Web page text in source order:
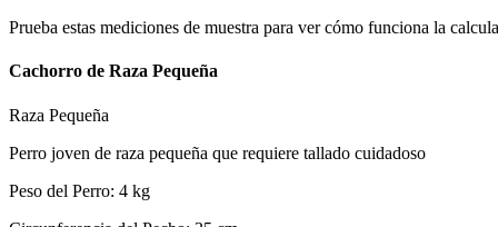
Prueba estas mediciones de muestra para ver cómo funciona la
Cachorro de Raza Pequeña
Raza Pequeña
Perro joven de raza pequeña que requiere tallado cuidadoso
Peso del Perro: 4 kg